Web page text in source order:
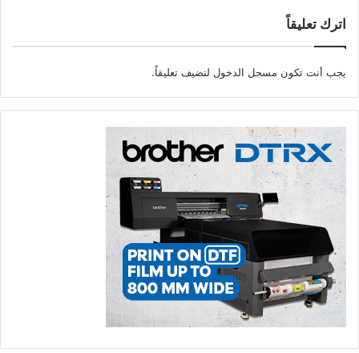
اترك تعليقاً
يجب أنت تكون مسجل الدخول لتضيف تعليقاً.